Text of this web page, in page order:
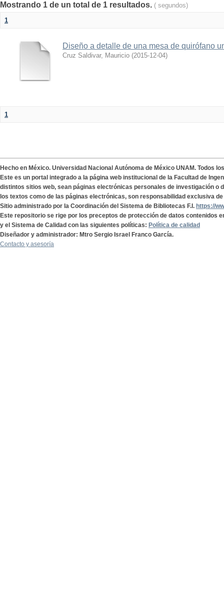
Mostrando 1 de un total de 1 resultados. ( segundos)
1
Diseño a detalle de una mesa de quirófano
Cruz Saldivar, Mauricio (2015-12-04)
1
Hecho en México. Universidad Nacional Autónoma de México UNAM. Todos
Este es un portal integrado a la página web institucional de la Facultad de
distintos sitios web, sean páginas electrónicas personales de investigación o
los textos como de las páginas electrónicas, son responsabilidad exclusiva
Sitio administrado por la Coordinación del Sistema de Bibliotecas F.I. https://
Este repositorio se rige por los preceptos de protección de datos contenidos
y el Sistema de Calidad con las siguientes políticas: Política de calidad
Diseñador y administrador: Mtro Sergio Israel Franco García.
Contacto y asesoría